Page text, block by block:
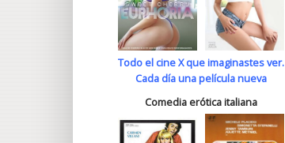
Todo el cine X que imaginastes ver.
Cada día una película nueva
Comedia erótica italiana